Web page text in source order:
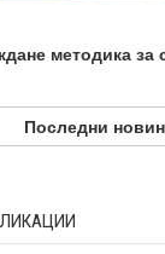
методика
Последни